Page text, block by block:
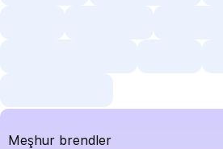
Meşhur brendler